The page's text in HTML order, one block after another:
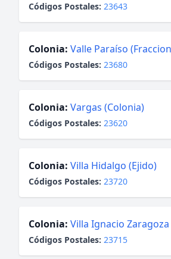
Códigos Postales: 23643
Colonia: Valle Paraíso
Códigos Postales: 23680
Colonia: Vargas (Colonia)
Códigos Postales: 23620
Colonia: Villa Hidalgo (Ejido)
Códigos Postales: 23720
Colonia: Villa Ignacio
Códigos Postales: 23715